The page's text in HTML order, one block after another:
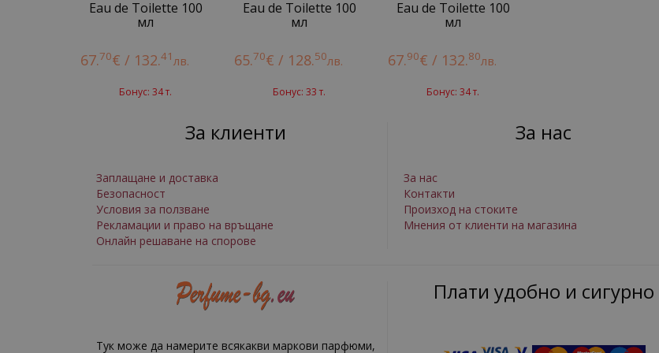
Eau de Toilette 100
мл
67.70€ / 132.41лв.
Бонус: 34 т.
Eau de Toilette 100
мл
65.70€ / 128.50лв.
Бонус: 33 т.
Eau de Toilette 100
мл
67.90€ / 132.80лв.
Бонус: 34 т.
За клиенти
Заплащане и доставка
Безопасност
Условия за ползване
Рекламации и право на връщане
Онлайн решаване на спорове
За нас
За нас
Контакти
Произход на стоките
Мнения от клиенти на магазина
Тук може да намерите всякакви маркови парфюми,
Плати удобно и сигурно